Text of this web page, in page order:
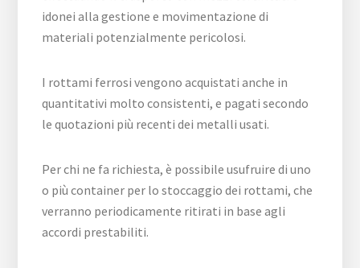
idonei alla gestione e movimentazione di
materiali potenzialmente pericolosi.
I rottami ferrosi vengono acquistati anche in
quantitativi molto consistenti, e pagati secondo
le quotazioni più recenti dei metalli usati.
Per chi ne fa richiesta, è possibile usufruire di uno
o più container per lo stoccaggio dei rottami, che
verranno periodicamente ritirati in base agli
accordi prestabiliti.